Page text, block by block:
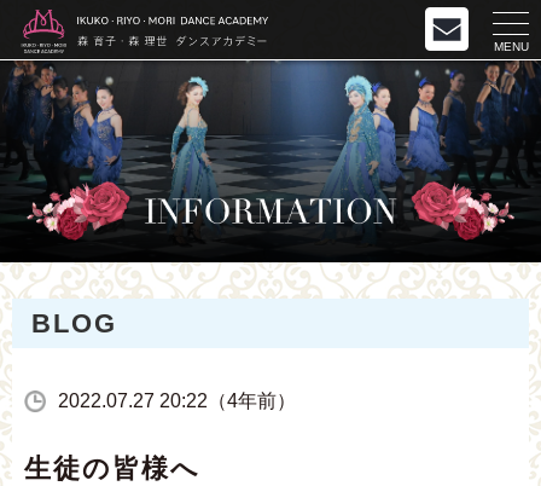
BLOG
2022.07.27 20:22（4年前）
生徒の皆様へ
MENU